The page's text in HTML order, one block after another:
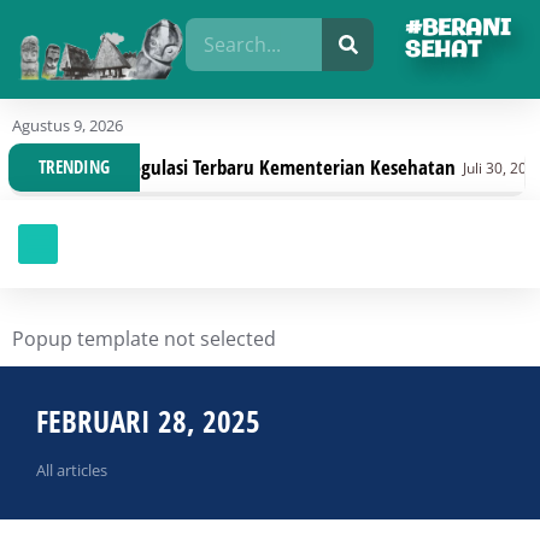
#BERANI
SEHAT
Agustus 9, 2026
TRENDING
Dengan Regulasi Terbaru Kementerian Kesehatan Juli 30, 2026
Popup template not selected
FEBRUARI 28, 2025
All articles